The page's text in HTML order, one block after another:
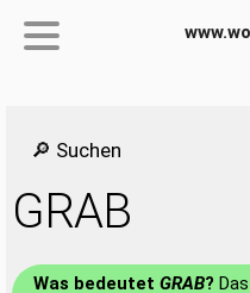
🔎 Suchen
GRAB
Was bedeutet GRAB?